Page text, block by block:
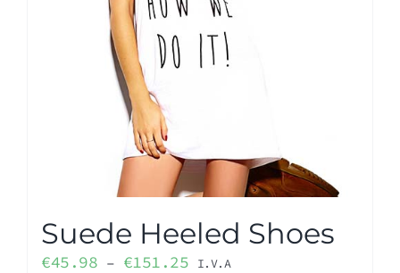
Suede Heeled Shoes
€45.98 – €151.25 I.V.A